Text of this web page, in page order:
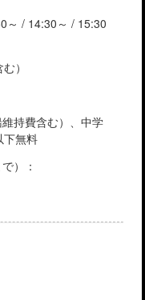
/ 14:30～ / 15:30
）
持費含む）、中学
下無料
）：